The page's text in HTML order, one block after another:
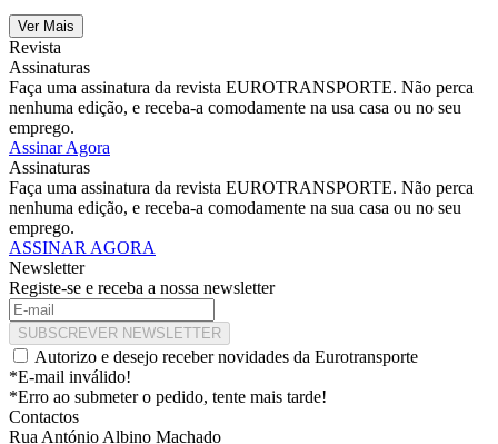
Ver Mais
Revista
Assinaturas
Faça uma assinatura da revista EUROTRANSPORTE. Não perca
nenhuma edição, e receba-a comodamente na usa casa ou no seu
emprego.
Assinar Agora
Assinaturas
Faça uma assinatura da revista EUROTRANSPORTE. Não perca
nenhuma edição, e receba-a comodamente na sua casa ou no seu
emprego.
ASSINAR AGORA
Newsletter
Registe-se e receba a nossa newsletter
SUBSCREVER NEWSLETTER
Autorizo e desejo receber novidades da Eurotransporte
*E-mail inválido!
*Erro ao submeter o pedido, tente mais tarde!
Contactos
Rua António Albino Machado